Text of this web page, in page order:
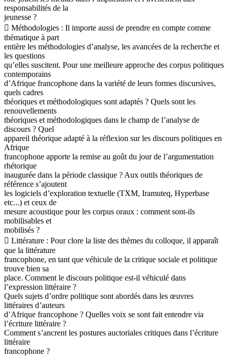
responsabilités de la
jeunesse ?
 Méthodologies : Il importe aussi de prendre en compte comme
thématique à part
entière les méthodologies d’analyse, les avancées de la recherche et
les questions
qu’elles suscitent. Pour une meilleure approche des corpus politiques
contemporains
d’Afrique francophone dans la variété de leurs formes discursives,
quels cadres
théoriques et méthodologiques sont adaptés ? Quels sont les
renouvellements
théoriques et méthodologiques dans le champ de l’analyse de
discours ? Quel
appareil théorique adapté à la réflexion sur les discours politiques en
Afrique
francophone apporte la remise au goût du jour de l’argumentation
rhétorique
inaugurée dans la période classique ? Aux outils théoriques de
référence s’ajoutent
les logiciels d’exploration textuelle (TXM, Iramuteq, Hyperbase
etc...) et ceux de
mesure acoustique pour les corpus oraux : comment sont-ils
mobilisables et
mobilisés ?
 Littérature : Pour clore la liste des thèmes du colloque, il apparaît
que la littérature
francophone, en tant que véhicule de la critique sociale et politique
trouve bien sa
place. Comment le discours politique est-il véhiculé dans
l’expression littéraire ?
Quels sujets d’ordre politique sont abordés dans les œuvres
littéraires d’auteurs
d’Afrique francophone ? Quelles voix se sont fait entendre via
l’écriture littéraire ?
Comment s’ancrent les postures auctoriales critiques dans l’écriture
littéraire
francophone ?